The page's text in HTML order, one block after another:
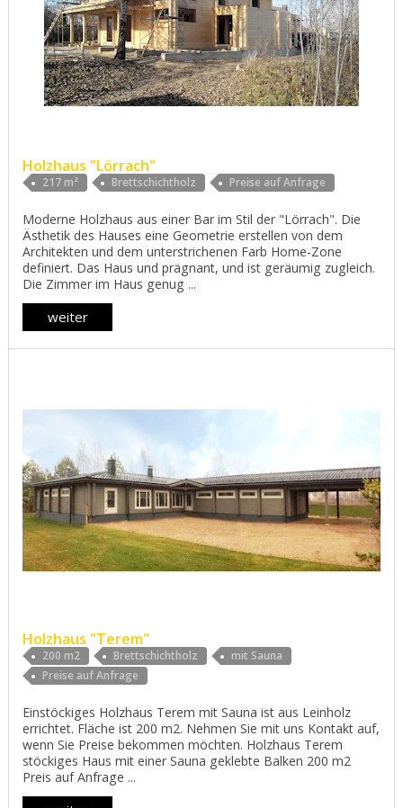
Holzhaus "Lörrach"
217 m² Brettschichtholz Preise auf Anfrage
Moderne Holzhaus aus einer Bar im Stil der "Lörrach". Die
Ästhetik des Hauses eine Geometrie erstellen von dem
Architekten und dem unterstrichenen Farb Home-Zone
definiert. Das Haus und prägnant, und ist geräumig zugleich.
Die Zimmer im Haus genug ...
weiter
Holzhaus "Terem"
200 m2 Brettschichtholz
mit Sauna
Preise auf Anfrage
Einstöckiges Holzhaus Terem mit Sauna ist aus Leinholz
errichtet. Fläche ist 200 m2. Nehmen Sie mit uns Kontakt auf,
wenn Sie Preise bekommen möchten. Holzhaus Terem
stöckiges Haus mit einer Sauna geklebte Balken 200 m2
Preis auf Anfrage ...